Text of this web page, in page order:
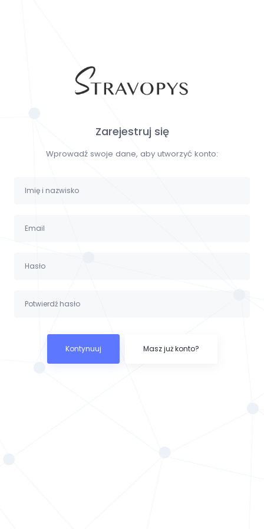
Zarejestruj się
Wprowadź swoje dane, aby utworzyć konto:
Kontynuuj Masz już konto?